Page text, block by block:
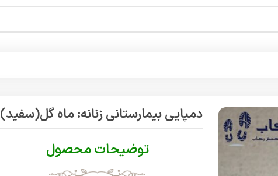
دمپایی بیمارستانی زنانه: ماه گل(سفید)
توضیحات محصول